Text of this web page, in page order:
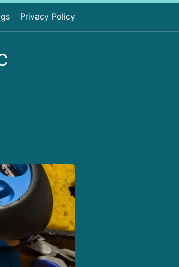
Privacy Policy